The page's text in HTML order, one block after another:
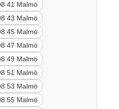
41 Malmö
43 Malmö
45 Malmö
47 Malmö
49 Malmö
51 Malmö
53 Malmö
55 Malmö